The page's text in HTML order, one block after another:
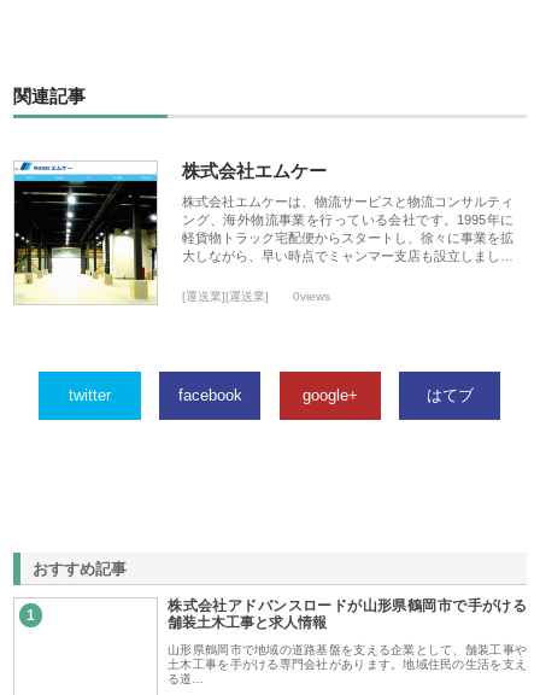
関連記事
株式会社エムケー
株式会社エムケーは、物流サービスと物流コンサルティ
ング、海外物流事業を行っている会社です。1995年に
軽貨物トラック宅配便からスタートし、徐々に事業を拡
大しながら、早い時点でミャンマー支店も設立しまし…
[運送業][運送業] 0views
twitter facebook google+ はてブ
おすすめ記事
1
株式会社アドバンスロードが山形県鶴岡市で手がける
舗装土木工事と求人情報
山形県鶴岡市で地域の道路基盤を支える企業として、舗装工事や
土木工事を手がける専門会社があります。地域住民の生活を支え
る道…